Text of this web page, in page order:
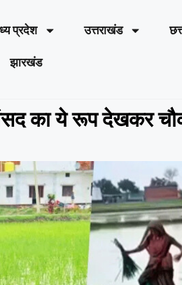
प्रदेश उत्तराखंड
झारखंड
का ये रूप देखकर